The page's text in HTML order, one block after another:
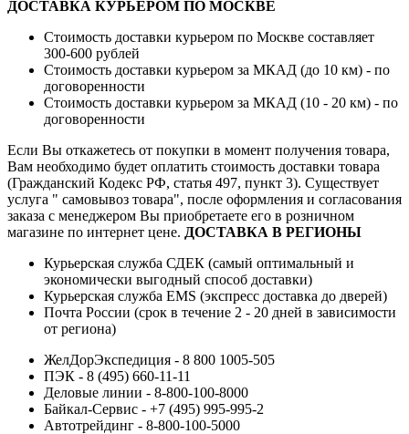
ДОСТАВКА КУРЬЕРОМ ПО МОСКВЕ
Стоимость доставки курьером по Москве составляет
300-600 рублей
Стоимость доставки курьером за МКАД (до 10 км) - по
договоренности
Стоимость доставки курьером за МКАД (10 - 20 км) - по
договоренности
Если Вы откажетесь от покупки в момент получения товара,
Вам необходимо будет оплатить стоимость доставки товара
(Гражданский Кодекс РФ, статья 497, пункт 3). Существует
услуга " самовывоз товара", после оформления и согласования
заказа с менеджером Вы приобретаете его в розничном
магазине по интернет цене. ДОСТАВКА В РЕГИОНЫ
Курьерская служба СДЕК (самый оптимальный и
экономически выгодный способ доставки)
Курьерская служба EMS (экспресс доставка до дверей)
Почта России (срок в течение 2 - 20 дней в зависимости
от региона)
ЖелДорЭкспедиция - 8 800 1005-505
ПЭК - 8 (495) 660-11-11
Деловые линии - 8-800-100-8000
Байкал-Сервис - +7 (495) 995-995-2
Автотрейдинг - 8-800-100-5000